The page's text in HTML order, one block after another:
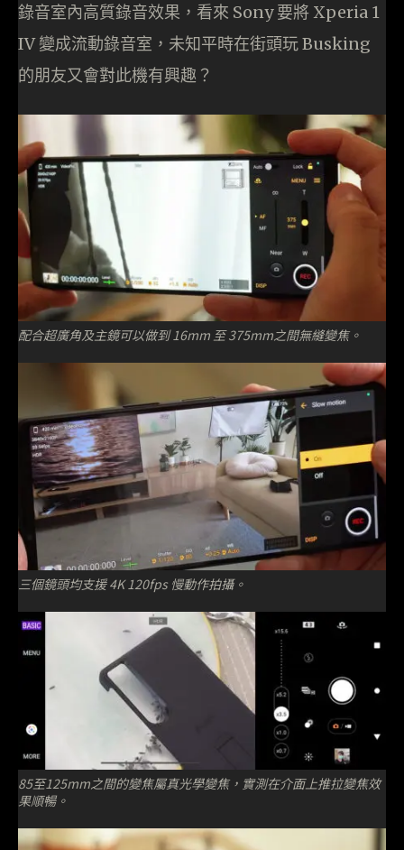
錄音室內高質錄音效果，看來 Sony 要將 Xperia 1
IV 變成流動錄音室，未知平時在街頭玩 Busking
的朋友又會對此機有興趣？
配合超廣角及主鏡可以做到 16mm 至 375mm之間無縫變焦。
三個鏡頭均支援 4K 120fps 慢動作拍攝。
85至125mm之間的變焦屬真光學變焦，實測在介面上推拉變焦效
果順暢。